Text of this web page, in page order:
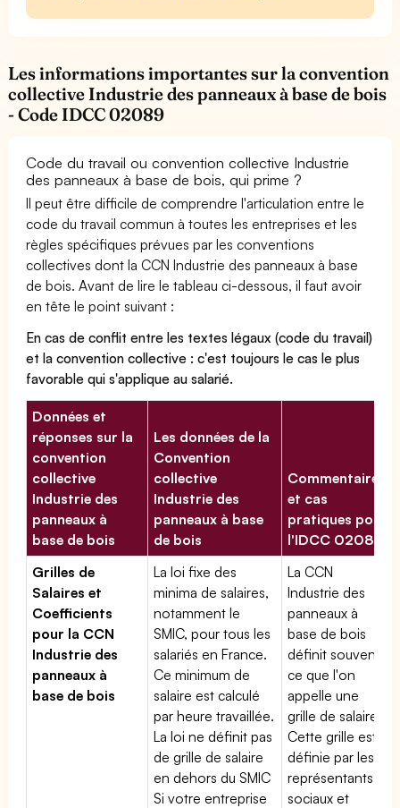
Les informations importantes sur la convention
collective Industrie des panneaux à base de bois
- Code IDCC 02089
Code du travail ou convention collective Industrie
des panneaux à base de bois, qui prime ?
Il peut être difficile de comprendre l'articulation entre le
code du travail commun à toutes les entreprises et les
règles spécifiques prévues par les conventions
collectives dont la CCN Industrie des panneaux à base
de bois. Avant de lire le tableau ci-dessous, il faut avoir
en tête le point suivant :
En cas de conflit entre les textes légaux (code du travail)
et la convention collective : c'est toujours le cas le plus
favorable qui s'applique au salarié.
Données et
réponses sur la
convention
collective
Industrie des
panneaux à
base de bois
Les données de la
Convention
collective
Industrie des
panneaux à base
de bois
Commentaires
et cas
pratiques pour
l'IDCC 02089
Grilles de
Salaires et
Coefficients
pour la CCN
Industrie des
panneaux à
base de bois
La loi fixe des
minima de salaires,
notamment le
SMIC, pour tous les
salariés en France.
Ce minimum de
salaire est calculé
par heure travaillée.
La loi ne définit pas
de grille de salaire
en dehors du SMIC
Si votre entreprise
La CCN
Industrie des
panneaux à
base de bois
définit souvent
ce que l'on
appelle une
grille de salaires.
Cette grille est
définie par les
représentants
sociaux et